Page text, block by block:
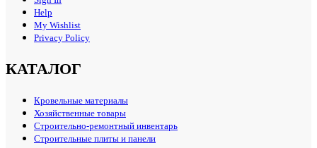
Help
My Wishlist
Privacy Policy
КАТАЛОГ
Кровельные материалы
Хозяйственные товары
Строительно-ремонтный инвентарь
Строительные плиты и панели